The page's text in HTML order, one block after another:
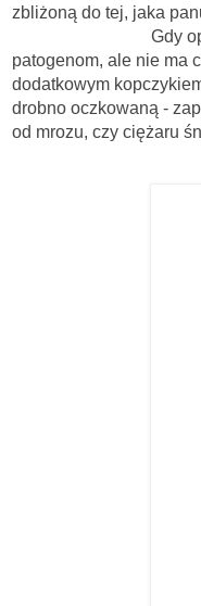
zbliżoną do tej, jaka
Gdy opadną liście
patogenom, ale nie ma
dodatkowym
drobno oczkowaną -
od mrozu, czy ciężaru